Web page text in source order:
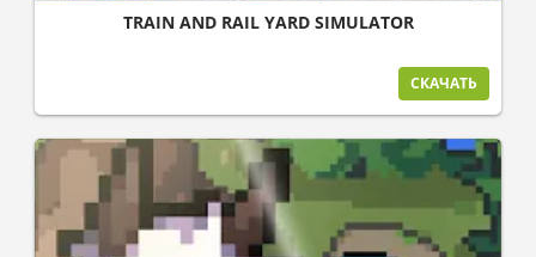
TRAIN AND RAIL YARD SIMULATOR
СКАЧАТЬ